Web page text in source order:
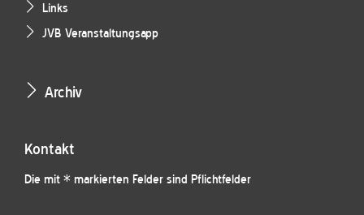
Links
JVB Veranstaltungsapp
Archiv
Kontakt
Die mit * markierten Felder sind Pflichtfelder